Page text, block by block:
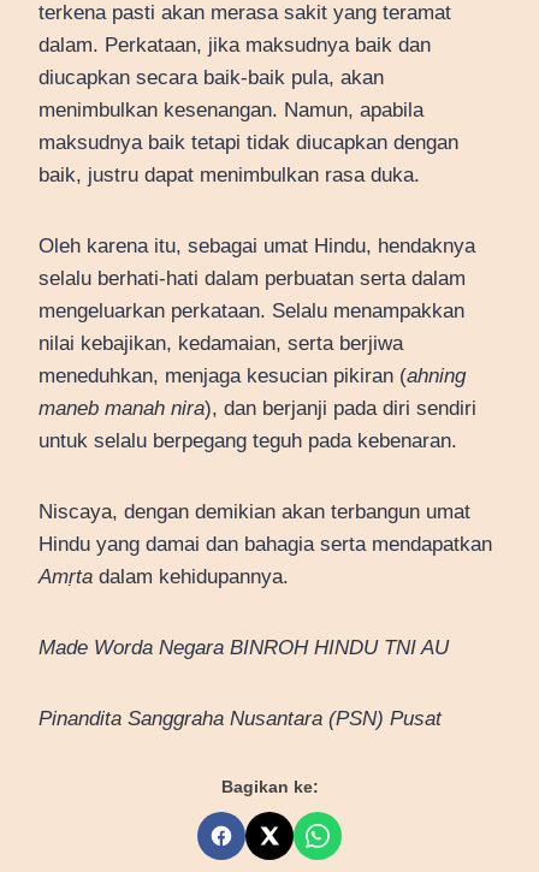
terkena pasti akan merasa sakit yang teramat
dalam. Perkataan, jika maksudnya baik dan
diucapkan secara baik-baik pula, akan
menimbulkan kesenangan. Namun, apabila
maksudnya baik tetapi tidak diucapkan dengan
baik, justru dapat menimbulkan rasa duka.
Oleh karena itu, sebagai umat Hindu, hendaknya
selalu berhati-hati dalam perbuatan serta dalam
mengeluarkan perkataan. Selalu menampakkan
nilai kebajikan, kedamaian, serta berjiwa
meneduhkan, menjaga kesucian pikiran (ahning
maneb manah nira), dan berjanji pada diri sendiri
untuk selalu berpegang teguh pada kebenaran.
Niscaya, dengan demikian akan terbangun umat
Hindu yang damai dan bahagia serta mendapatkan
Amṛta dalam kehidupannya.
Made Worda Negara BINROH HINDU TNI AU
Pinandita Sanggraha Nusantara (PSN) Pusat
Bagikan ke: